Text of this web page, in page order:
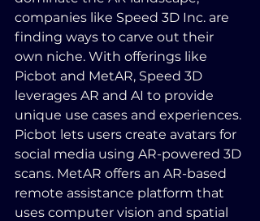
companies like Speed 3D Inc. are
finding ways to carve out their
own niche. With offerings like
Picbot and MetAR, Speed 3D
leverages AR and AI to provide
unique use cases and experiences.
Picbot lets users create avatars for
social media using AR-powered 3D
scans. MetAR offers an AR-based
remote assistance platform that
uses computer vision and spatial